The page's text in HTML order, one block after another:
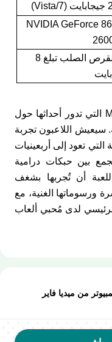
NVIDIA GeForce
مساحة خالية على القرص الصلب تبلغ 8
تقدم لعبة الأكشن تحميل لعبة Mafia 2 التي تدور أحداثها حول
سيعيش اللاعبون تجربة
تعود إلى أربعينيات
بين حبكات درامية
أن تُجربها بشغف
ورسوماتها الغنية، مع
لدى مُحبي ألعاب